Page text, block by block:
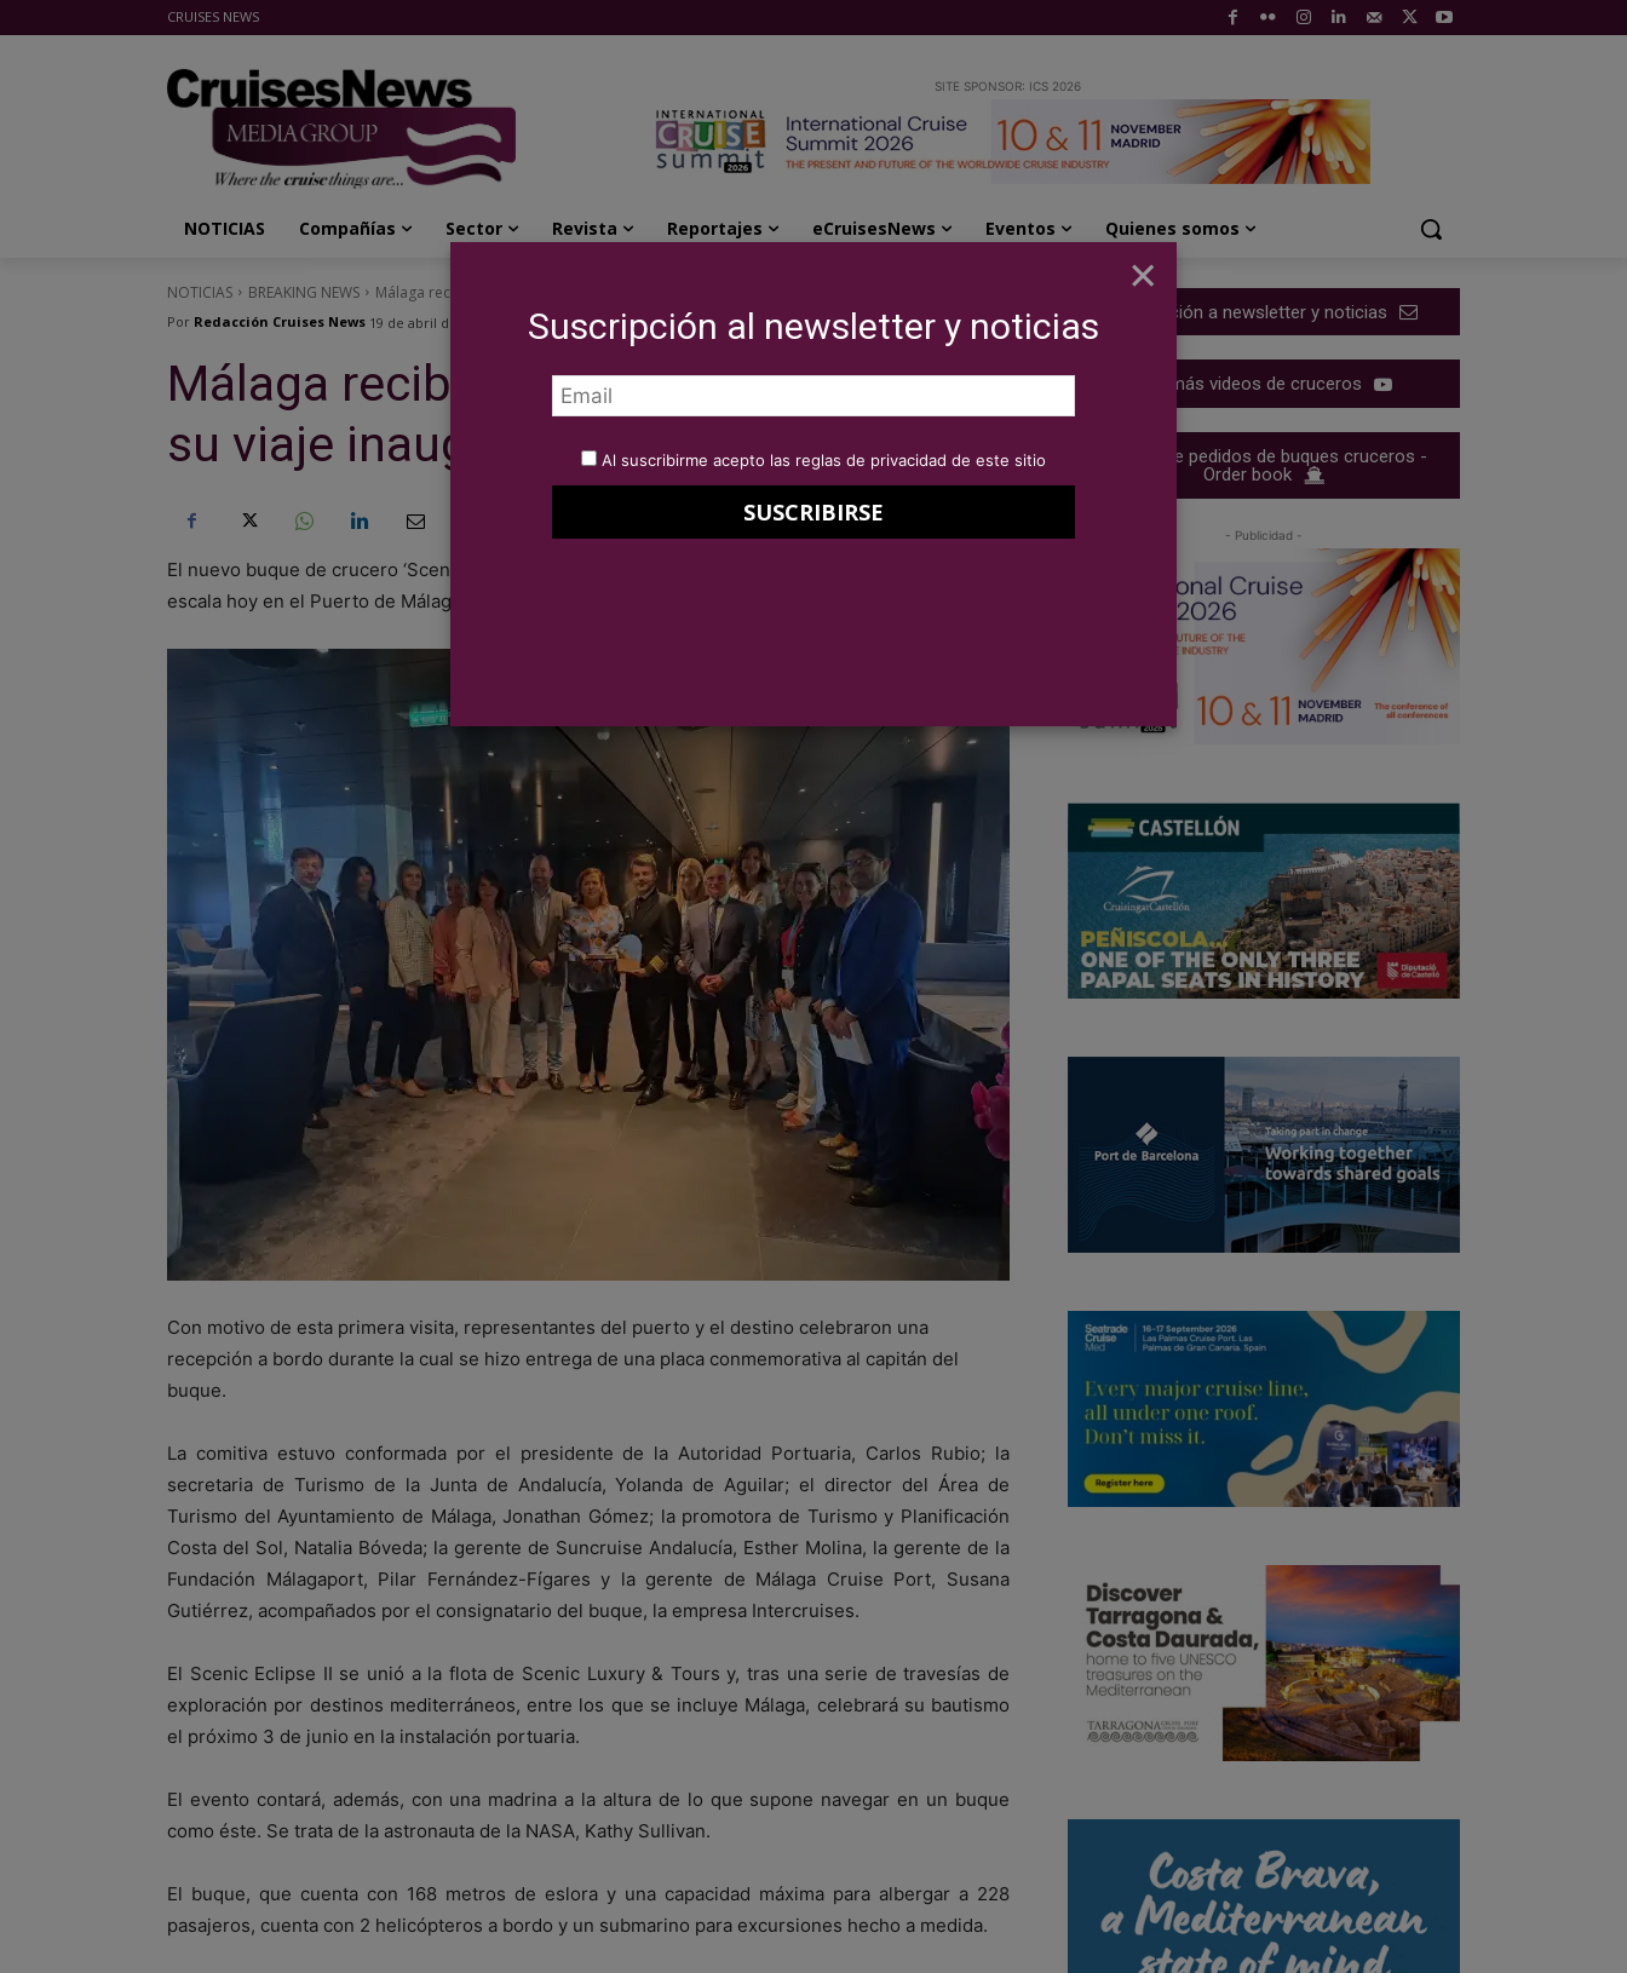
CRUISES NEWS
SITE SPONSOR: ICS 2026
NOTICIAS Compañías Sector Revista Reportajes eCruisesNews Eventos Quienes somos
NOTICIAS BREAKING NEWS Málaga recibe al Scenic Eclipse II en su viaje inaugural
Por Redacción Cruises News 19 de abril de 2023
Málaga recibe al Scenic Eclipse II en
su viaje inaugural
El nuevo buque de crucero ‘Scenic Eclipse II’, que se encuentra realizando su viaje inaugural, hizo
escala hoy en el Puerto de Málaga.
Con motivo de esta primera visita, representantes del puerto y el destino celebraron una
recepción a bordo durante la cual se hizo entrega de una placa conmemorativa al capitán del
buque.
La comitiva estuvo conformada por el presidente de la Autoridad Portuaria, Carlos Rubio; la
secretaria de Turismo de la Junta de Andalucía, Yolanda de Aguilar; el director del Área de
Turismo del Ayuntamiento de Málaga, Jonathan Gómez; la promotora de Turismo y Planificación
Costa del Sol, Natalia Bóveda; la gerente de Suncruise Andalucía, Esther Molina, la gerente de la
Fundación Málagaport, Pilar Fernández-Fígares y la gerente de Málaga Cruise Port, Susana
Gutiérrez, acompañados por el consignatario del buque, la empresa Intercruises.
El Scenic Eclipse II se unió a la flota de Scenic Luxury & Tours y, tras una serie de travesías de
exploración por destinos mediterráneos, entre los que se incluye Málaga, celebrará su bautismo
el próximo 3 de junio en la instalación portuaria.
El evento contará, además, con una madrina a la altura de lo que supone navegar en un buque
como éste. Se trata de la astronauta de la NASA, Kathy Sullivan.
El buque, que cuenta con 168 metros de eslora y una capacidad máxima para albergar a 228
pasajeros, cuenta con 2 helicópteros a bordo y un submarino para excursiones hecho a medida.
Suscripción a newsletter y noticias
Ver más videos de cruceros
Cartera de pedidos de buques cruceros -
Order book
- Publicidad -
×
Suscripción al newsletter y noticias
Al suscribirme acepto las reglas de privacidad de este sitio